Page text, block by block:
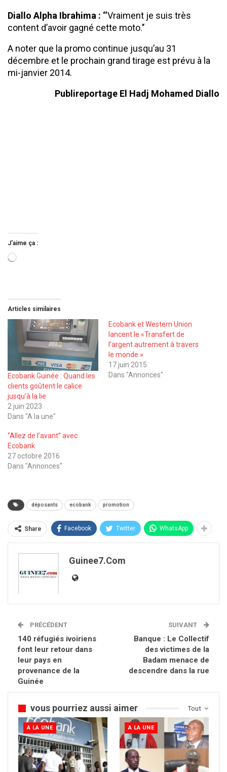
Diallo Alpha Ibrahima : ‘‘Vraiment je suis très
content d’avoir gagné cette moto.’’
A noter que la promo continue jusqu’au 31
décembre et le prochain grand tirage est prévu à la
mi-janvier 2014.
Publireportage El Hadj Mohamed Diallo
J’aime ça :
Chargement…
Articles similaires
Ecobank Guinée : Quand les
clients goûtent le calice
jusqu’à la lie
2 juin 2023
Dans "A la une"
Ecobank et Western Union
lancent le «Transfert de
l’argent autrement à travers
le monde »
17 juin 2015
Dans "Annonces"
‘’Allez de l’avant’’ avec
Ecobank
27 octobre 2016
Dans "Annonces"
déposants ecobank promotion
Share Facebook Twitter WhatsApp
Guinee7.com
PRÉCÉDENT
140 réfugiés ivoiriens
font leur retour dans
leur pays en
provenance de la
Guinée
SUIVANT
Banque : Le Collectif
des victimes de la
Badam menace de
descendre dans la rue
Tout
vous pourriez aussi aimer
A LA UNE A LA UNE